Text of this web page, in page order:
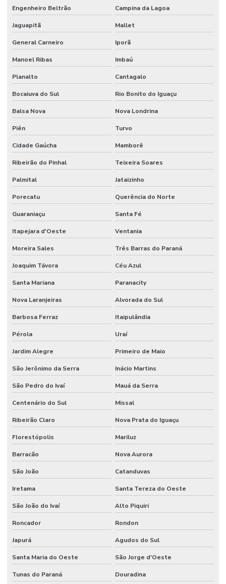
Engenheiro Beltrão Campina da Lagoa
Jaguapitã Mallet
General Carneiro Iporã
Manoel Ribas Imbaú
Planalto Cantagalo
Bocaiuva do Sul Rio Bonito do Iguaçu
Balsa Nova Nova Londrina
Piên Turvo
Cidade Gaúcha Mamborê
Ribeirão do Pinhal Teixeira Soares
Palmital Jataizinho
Porecatu Querência do Norte
Guaraniaçu Santa Fé
Itapejara d'Oeste Ventania
Moreira Sales Três Barras do Paraná
Joaquim Távora Céu Azul
Santa Mariana Paranacity
Nova Laranjeiras Alvorada do Sul
Barbosa Ferraz Itaipulândia
Pérola Uraí
Jardim Alegre Primeiro de Maio
São Jerônimo da Serra Inácio Martins
São Pedro do Ivaí Mauá da Serra
Centenário do Sul Missal
Ribeirão Claro Nova Prata do Iguaçu
Florestópolis Mariluz
Barracão Nova Aurora
São João Catanduvas
Iretama Santa Tereza do Oeste
São João do Ivaí Alto Piquiri
Roncador Rondon
Japurá Agudos do Sul
Santa Maria do Oeste São Jorge d'Oeste
Tunas do Paraná Douradina